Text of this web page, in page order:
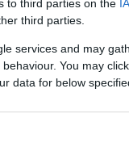
to third parties on the
third parties.
services and may
You may
data for below
στραβό
γυναίκα, η